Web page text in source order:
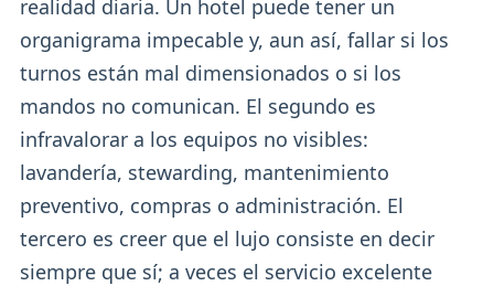
realidad diaria. Un hotel puede tener un
organigrama impecable y, aun así, fallar si los
turnos están mal dimensionados o si los
mandos no comunican. El segundo es
infravalorar a los equipos no visibles:
lavandería, stewarding, mantenimiento
preventivo, compras o administración. El
tercero es creer que el lujo consiste en decir
siempre que sí; a veces el servicio excelente